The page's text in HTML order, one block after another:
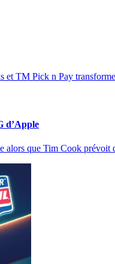
et TM Pick n Pay
d’Apple
alors que Tim Cook